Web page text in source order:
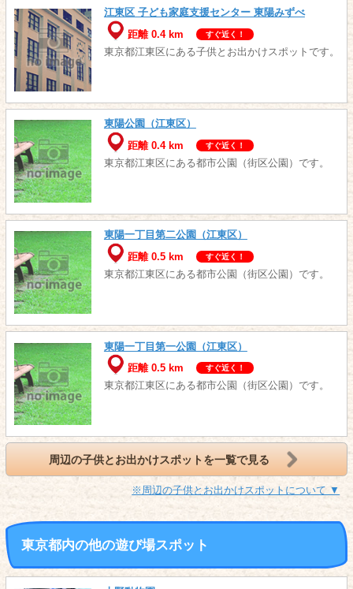
江東区 子ども家庭支援センター 東陽みずべ
距離 0.4 km
すぐ近く！
東京都江東区にある子供とお出かけスポットです。
東陽公園（江東区）
距離 0.4 km
すぐ近く！
東京都江東区にある都市公園（街区公園）です。
東陽一丁目第二公園（江東区）
距離 0.5 km
すぐ近く！
東京都江東区にある都市公園（街区公園）です。
東陽一丁目第一公園（江東区）
距離 0.5 km
すぐ近く！
東京都江東区にある都市公園（街区公園）です。
周辺の子供とお出かけスポットを一覧で見る
※周辺の子供とお出かけスポットについて ▼
東京都内の他の遊び場スポット